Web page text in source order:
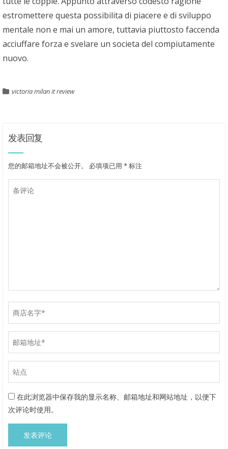
estromettere questa possibilita di piacere e di sviluppo
mentale non e mai un amore, tuttavia piuttosto faccenda
acciuffare forza e svelare un societa del compiutamente
nuovo.
victoria milan it review
发表回复
您的邮箱地址不会被公开。 必填项已用 *标注
在此浏览器中保存我的显示名称、邮箱地址和网站地址，以便下
次评论时使用。